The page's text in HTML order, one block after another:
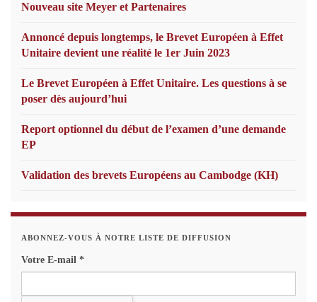
Nouveau site Meyer et Partenaires
Annoncé depuis longtemps, le Brevet Européen à Effet
Unitaire devient une réalité le 1er Juin 2023
Le Brevet Européen à Effet Unitaire. Les questions à se
poser dès aujourd’hui
Report optionnel du début de l’examen d’une demande
EP
Validation des brevets Européens au Cambodge (KH)
ABONNEZ-VOUS À NOTRE LISTE DE DIFFUSION
Votre E-mail *